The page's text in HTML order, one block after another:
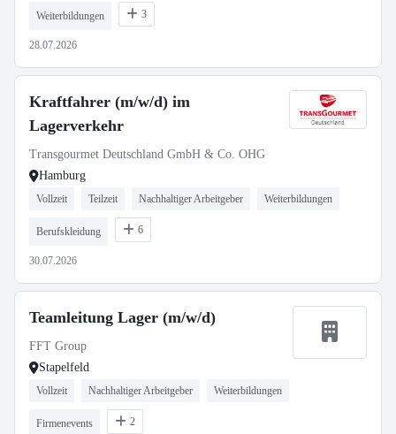
Weiterbildungen 3
28.07.2026
Kraftfahrer (m/w/d) im
Lagerverkehr
Transgourmet Deutschland GmbH & Co. OHG
Hamburg
Vollzeit Teilzeit Nachhaltiger Arbeitgeber Weiterbildungen
Berufskleidung 6
30.07.2026
Teamleitung Lager (m/w/d)
FFT Group
Stapelfeld
Vollzeit Nachhaltiger Arbeitgeber Weiterbildungen
Firmenevents 2